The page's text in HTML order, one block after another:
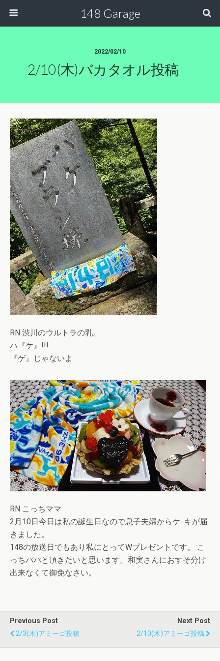
148 Garage
2022/02/10
2/10(木)バカタオル投稿
RN 渋川のウルトラの乳。
ハ『ケ』!!!
『ゲ』じゃないよ
RN こっちママ
2月10日今日は私の誕生日なので息子夫婦からケｰキが届
きました。
148の放送日でもあり私にとってWプレゼントです。 こ
っちパパと頂きたいと思います。和実さんにおすそ分け
出来なくて御免なさい。
Previous Post
2/3(木)アミーゴ投稿
Next Post
2/10(木)アミーゴ投稿